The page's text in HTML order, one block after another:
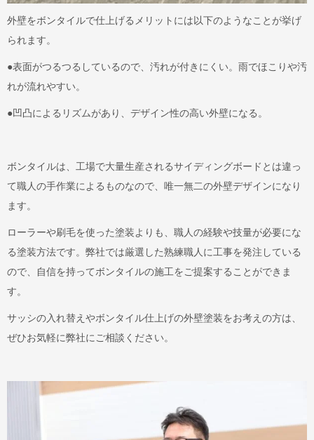
外壁をボンタイルで仕上げるメリットには以下のようなことが挙げ
られます。
●表面がつるつるしているので、汚れが付きにくい。雨でほこりや汚
れが流れやすい。
●凹凸によるリズムがあり、デザイン性の高い外壁になる。
ボンタイルは、工場で大量生産されるサイディングボードとは違っ
て職人の手作業によるものなので、唯一無二の外壁デザインになり
ます。
ローラーや刷毛を使った塗装よりも、職人の経験や技量が必要にな
る塗装方法です。弊社では厳選した熟練職人に工事を発注している
ので、自信を持ってボンタイルの施工をご提案することができま
す。
サッシの入れ替えやボンタイル仕上げの外壁塗装をお考えの方は、
ぜひお気軽に弊社にご相談ください。